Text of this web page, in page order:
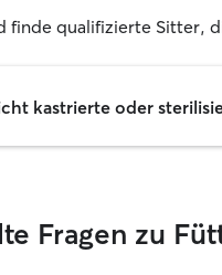
finde qualifizierte Sitter,
kastrierte oder
Fragen zu